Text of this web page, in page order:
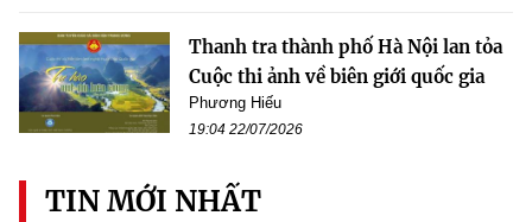
Thanh tra thành phố Hà Nội lan tỏa
Cuộc thi ảnh về biên giới quốc gia
Phương Hiếu
19:04 22/07/2026
TIN MỚI NHẤT